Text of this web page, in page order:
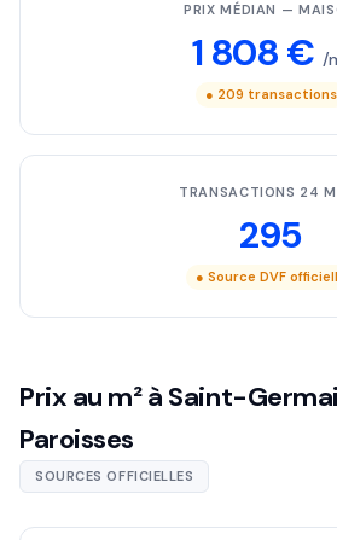
PRIX MÉDIAN —
1 808 € /
● 209 transactions
TRANSACTIONS 24
295
● Source DVF
Prix au m² à Saint-
Paroisses
SOURCES OFFICIELLES